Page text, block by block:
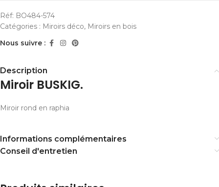
Réf: BO484-574
Catégories : Miroirs déco, Miroirs en bois
Nous suivre :
Description
Miroir BUSKIG.
Miroir rond en raphia
Informations complémentaires
Conseil d'entretien